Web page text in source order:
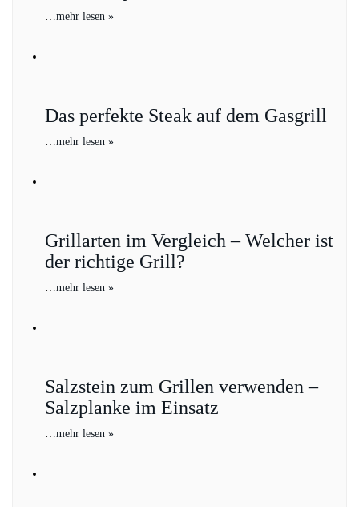
…mehr lesen »
Das perfekte Steak auf dem Gasgrill
…mehr lesen »
Grillarten im Vergleich – Welcher ist
der richtige Grill?
…mehr lesen »
Salzstein zum Grillen verwenden –
Salzplanke im Einsatz
…mehr lesen »